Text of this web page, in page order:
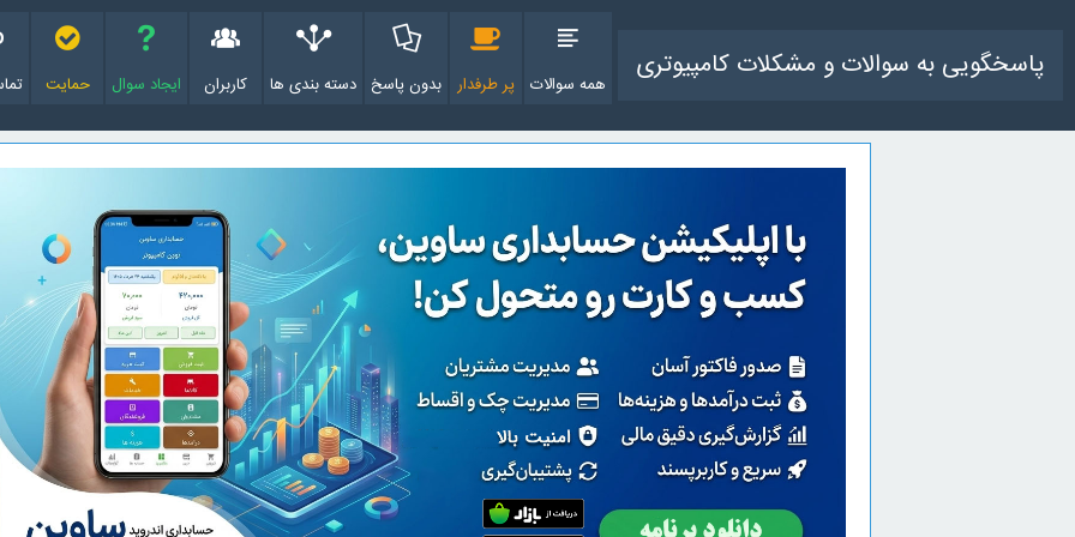
پاسخگویی به سوالات و مشکلات کامپیوتری همه سوالات پر طرفدار بدون پاسخ دسته بندی ها کاربران ایجاد سوال حمایت